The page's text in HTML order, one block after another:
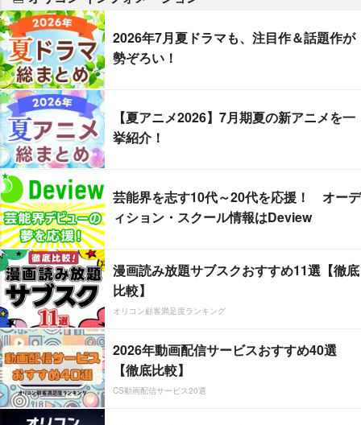
2026年7月夏ドラマも、注目作＆話題作が
勢ぞろい！
【夏アニメ2026】7月期夏の新アニメを一
挙紹介！
芸能界を志す10代～20代を応援！ オーデ
ィション・スクール情報はDeview
漫画読み放題サブスクおすすめ11選【徹底
比較】
オリコン顧客満足度ランキング
2026年動画配信サービスおすすめ40選
【徹底比較】
CS動画配信サービス20選